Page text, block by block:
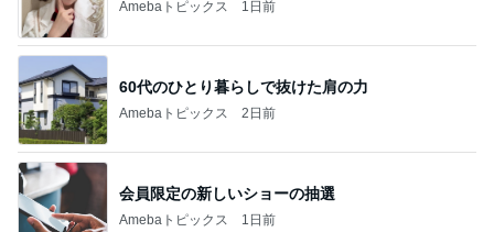
Amebaトピックス 1日前
60代のひとり暮らしで抜けた肩の力
Amebaトピックス 2日前
会員限定の新しいショーの抽選
Amebaトピックス 1日前